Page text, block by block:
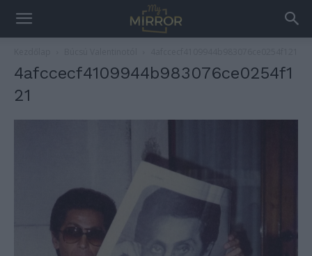
4afccecf4109944b983076ce0254f1
21